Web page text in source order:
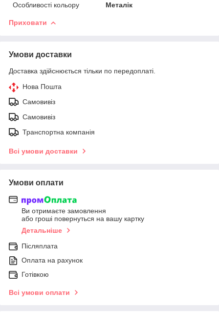
Особливості кольору
Металік
Приховати
Умови доставки
Доставка здійснюється тільки по передоплаті.
Нова Пошта
Самовивіз
Самовивіз
Транспортна компанія
Всі умови доставки
Умови оплати
Ви отримаєте замовлення
або гроші повернуться на вашу картку
Детальніше
Післяплата
Оплата на рахунок
Готівкою
Всі умови оплати